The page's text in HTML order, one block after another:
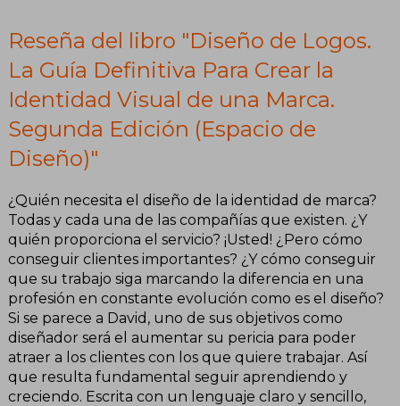
Edición
(Espacio de
Diseño)
Reseña del libro "Diseño de Logos.
La Guía Definitiva Para Crear la
Identidad Visual de una Marca.
Segunda Edición (Espacio de
Diseño)"
¿Quién necesita el diseño de la identidad de marca?
Todas y cada una de las compañías que existen. ¿Y
quién proporciona el servicio? ¡Usted! ¿Pero cómo
conseguir clientes importantes? ¿Y cómo conseguir
que su trabajo siga marcando la diferencia en una
profesión en constante evolución como es el diseño?
Si se parece a David, uno de sus objetivos como
diseñador será el aumentar su pericia para poder
atraer a los clientes con los que quiere trabajar. Así
que resulta fundamental seguir aprendiendo y
creciendo. Escrita con un lenguaje claro y sencillo,